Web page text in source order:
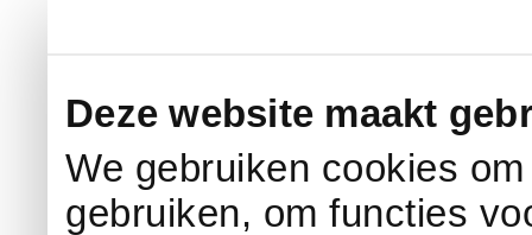
Deze website maakt
We gebruiken cookies
gebruiken, om functies